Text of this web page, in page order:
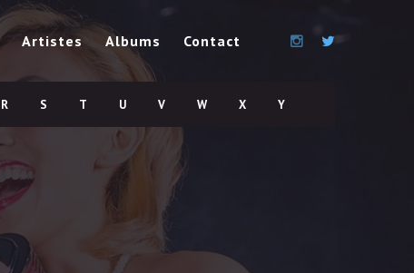
Artistes Albums Contact
R S T U V W X Y